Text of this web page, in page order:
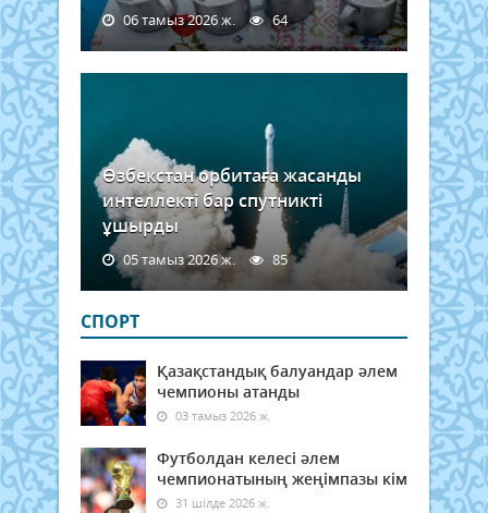
06 тамыз 2026 ж. 64
Өзбекстан орбитаға жасанды
интеллекті бар спутникті
ұшырды
05 тамыз 2026 ж. 85
СПОРТ
Қазақстандық балуандар әлем
чемпионы атанды
03 тамыз 2026 ж.
Футболдан келесі әлем
чемпионатының жеңімпазы кім
31 шілде 2026 ж.